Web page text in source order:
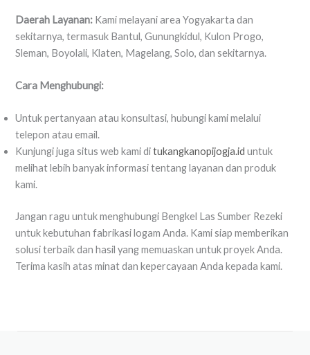
Daerah Layanan: Kami melayani area Yogyakarta dan
sekitarnya, termasuk Bantul, Gunungkidul, Kulon Progo,
Sleman, Boyolali, Klaten, Magelang, Solo, dan sekitarnya.
Cara Menghubungi:
Untuk pertanyaan atau konsultasi, hubungi kami melalui
telepon atau email.
Kunjungi juga situs web kami ditukangkanopijogja.id untuk
melihat lebih banyak informasi tentang layanan dan produk
kami.
Jangan ragu untuk menghubungi Bengkel Las Sumber Rezeki
untuk kebutuhan fabrikasi logam Anda. Kami siap memberikan
solusi terbaik dan hasil yang memuaskan untuk proyek Anda.
Terima kasih atas minat dan kepercayaan Anda kepada kami.